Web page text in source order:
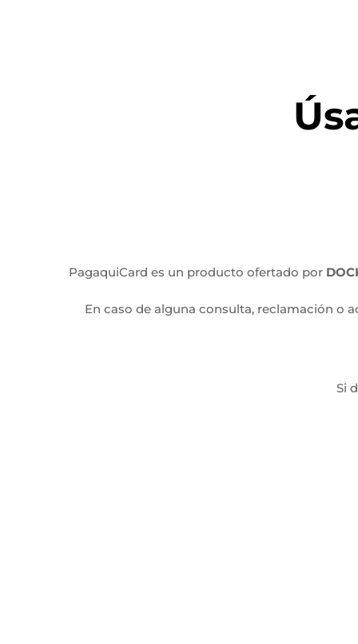
PagaquiCard es un producto ofertado por
En caso de alguna consulta, reclamación o
Si